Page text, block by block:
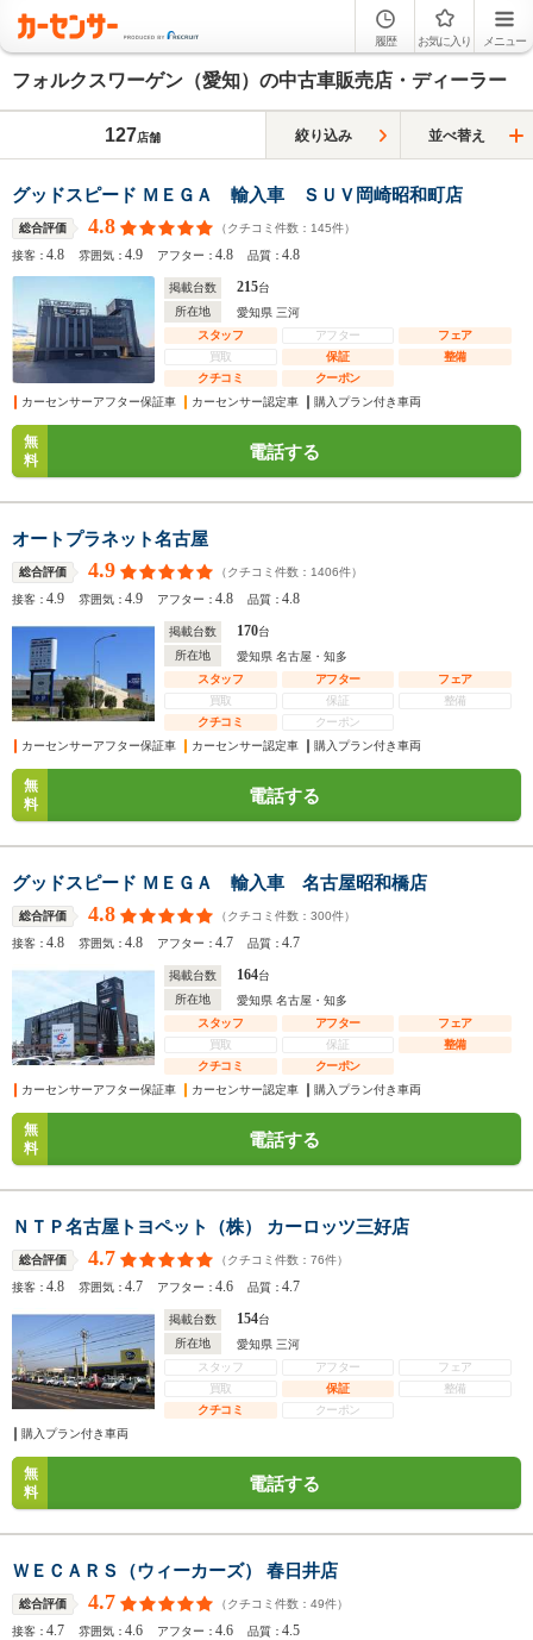
履歴 お気に入り メニュー
フォルクスワーゲン（愛知）の中古車販売店・ディーラー
127店舗 絞り込み 並べ替え
グッドスピード ＭＥＧＡ 輸入車 ＳＵＶ岡崎昭和町店
総合評価 4.8 （クチコミ件数： 145件）
接客：4.8 雰囲気：4.9 アフター：4.8 品質：4.8
掲載台数 215台
所在地
愛知県 三河
スタッフ
アフター
フェア
買取
保証
整備
クチコミ
クーポン
カーセンサーアフター保証車
カーセンサー認定車 購入プラン付き車両
無
料
電話する
オートプラネット名古屋
総合評価 4.9 （クチコミ件数： 1406件）
接客：4.9 雰囲気：4.9 アフター：4.8 品質：4.8
掲載台数 170台
所在地
愛知県 名古屋・知多
スタッフ
アフター
フェア
買取
保証
整備
クチコミ
クーポン
カーセンサーアフター保証車
カーセンサー認定車 購入プラン付き車両
無
料
電話する
グッドスピード ＭＥＧＡ 輸入車 名古屋昭和橋店
総合評価 4.8 （クチコミ件数： 300件）
接客：4.8 雰囲気：4.8 アフター：4.7 品質：4.7
掲載台数 164台
所在地
愛知県 名古屋・知多
スタッフ
アフター
フェア
買取
保証
整備
クチコミ
クーポン
カーセンサーアフター保証車
カーセンサー認定車 購入プラン付き車両
無
料
電話する
ＮＴＰ名古屋トヨペット（株） カーロッツ三好店
総合評価 4.7 （クチコミ件数： 76件）
接客：4.8 雰囲気：4.7 アフター：4.6 品質：4.7
掲載台数 154台
所在地
愛知県 三河
スタッフ
アフター
フェア
買取
保証
整備
クチコミ
クーポン
購入プラン付き車両
無
料
電話する
ＷＥＣＡＲＳ（ウィーカーズ） 春日井店
総合評価 4.7 （クチコミ件数： 49件）
接客：4.7 雰囲気：4.6 アフター：4.6 品質：4.5